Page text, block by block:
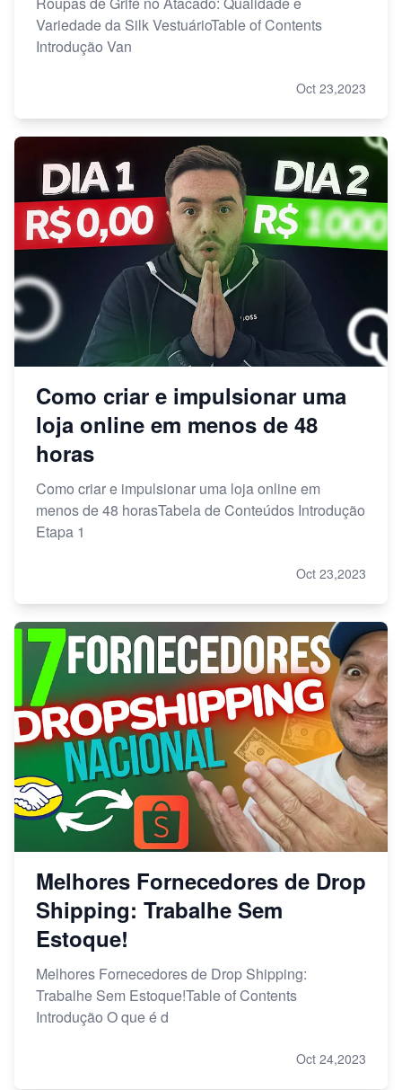
Variedade da Silk VestuárioTable of Contents
Introdução Van
Oct 23,2023
Como criar e impulsionar uma
loja online em menos de 48
horas
Como criar e impulsionar uma loja online em
menos de 48 horasTabela de Conteúdos Introdução
Etapa 1
Oct 23,2023
Melhores Fornecedores de Drop
Shipping: Trabalhe Sem
Estoque!
Melhores Fornecedores de Drop Shipping:
Trabalhe Sem Estoque!Table of Contents
Introdução O que é d
Oct 24,2023